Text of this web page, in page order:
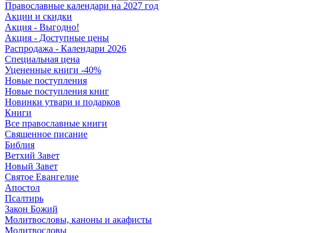
Православные календари на 2027 год
Акции и скидки
Акция - Выгодно!
Акция - Доступные цены
Распродажа - Календари 2026
Специальная цена
Уцененные книги -40%
Новые поступления
Новые поступления книг
Новинки утвари и подарков
Книги
Все православные книги
Священное писание
Библия
Ветхий Завет
Новый Завет
Святое Евангелие
Апостол
Псалтирь
Закон Божий
Молитвословы, каноны и акафисты
Молитвословы